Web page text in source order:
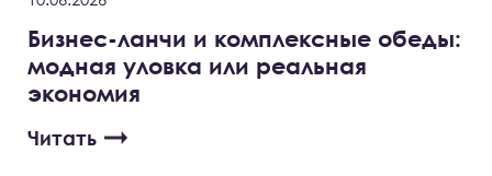
Бизнес-ланчи и комплексные обеды:
модная уловка или реальная
экономия
Читать